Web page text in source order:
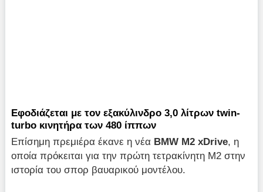
Εφοδιάζεται με τον εξακύλινδρο 3,0 λίτρων twin-
turbo κινητήρα των 480 ίππων
Επίσημη πρεμιέρα έκανε η νέα BMW M2 xDrive, η
οποία πρόκειται για την πρώτη τετρακίνητη Μ2 στην
ιστορία του σπορ βαυαρικού μοντέλου.